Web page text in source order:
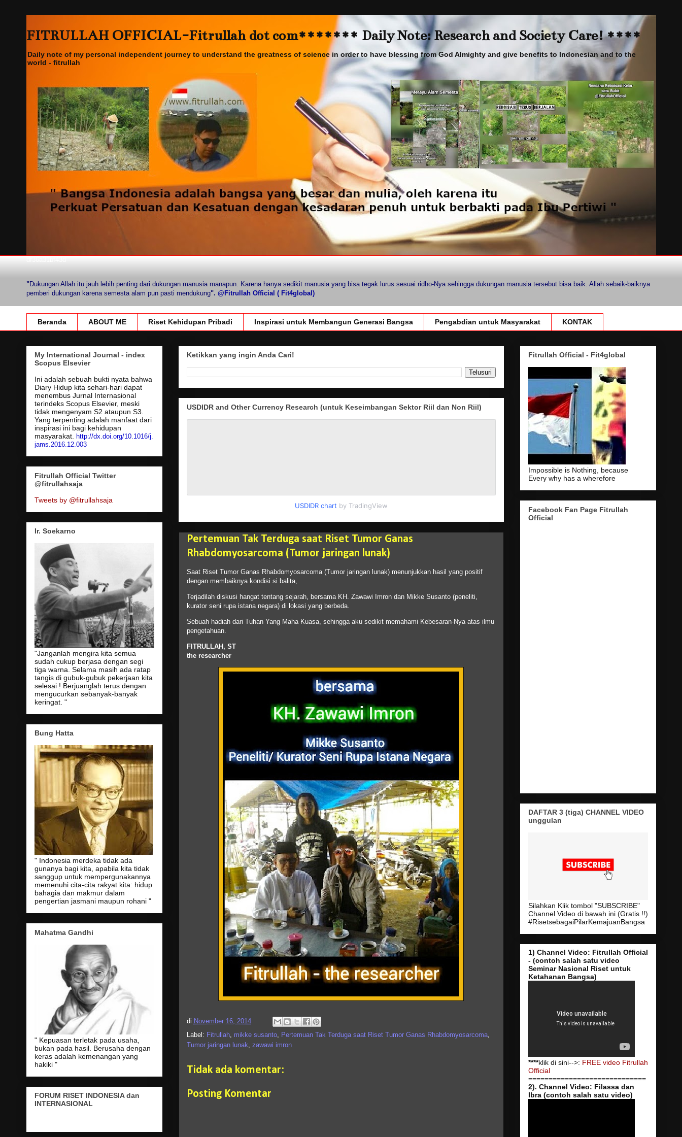
FITRULLAH OFFICIAL-Fitrullah dot com******* Daily Note: Research and Society Care! ****
Daily note of my personal independent journey to understand the greatness of science in order to have blessing from God Almighty and give benefits to Indonesian and to the
world - fitrullah
"Dukungan Allah itu jauh lebih penting dari dukungan manusia manapun. Karena hanya sedikit manusia yang bisa tegak lurus sesuai ridho-Nya sehingga dukungan manusia tersebut bisa baik. Allah sebaik-baiknya
pemberi dukungan karena semesta alam pun pasti mendukung". @Fitrullah Official ( Fit4global)
Beranda ABOUT ME Riset Kehidupan Pribadi Inspirasi untuk Membangun Generasi Bangsa Pengabdian untuk Masyarakat KONTAK
Ketikkan yang ingin Anda Cari!
USDIDR and Other Currency Research (untuk Keseimbangan Sektor Riil dan Non Riil)
USDIDR chart by TradingView
Pertemuan Tak Terduga saat Riset Tumor Ganas
Rhabdomyosarcoma (Tumor jaringan lunak)
Saat Riset Tumor Ganas Rhabdomyosarcoma (Tumor jaringan lunak) menunjukkan hasil yang positif
dengan membaiknya kondisi si balita,
Terjadilah diskusi hangat tentang sejarah, bersama KH. Zawawi Imron dan Mikke Susanto (peneliti,
kurator seni rupa istana negara) di lokasi yang berbeda.
Sebuah hadiah dari Tuhan Yang Maha Kuasa, sehingga aku sedikit memahami Kebesaran-Nya atas ilmu
pengetahuan.
FITRULLAH, ST
the researcher
di November 16, 2014
Label: Fitrullah, mikke susanto, Pertemuan Tak Terduga saat Riset Tumor Ganas Rhabdomyosarcoma,
Tumor jaringan lunak zawawi imron
Tidak ada komentar:
Posting Komentar
My International Journal - index
Scopus Elsevier
Ini adalah sebuah bukti nyata bahwa
Diary Hidup kita sehari-hari dapat
menembus Jurnal Internasional
terindeks Scopus Elsevier, meski
tidak mengenyam S2 ataupun S3.
Yang terpenting adalah manfaat dari
inspirasi ini bagi kehidupan
masyarakat.
http://dx.doi.org/10.1016/j.
jams.2016.12.003
Fitrullah Official Twitter
@fitrullahsaja
Tweets by @fitrullahsaja
Ir. Soekarno
"Janganlah mengira kita semua
sudah cukup berjasa dengan segi
tiga warna. Selama masih ada ratap
tangis di gubuk-gubuk pekerjaan kita
selesai ! Berjuanglah terus dengan
mengucurkan sebanyak-banyak
keringat. "
Bung Hatta
" Indonesia merdeka tidak ada
gunanya bagi kita, apabila kita tidak
sanggup untuk mempergunakannya
memenuhi cita-cita rakyat kita: hidup
bahagia dan makmur dalam
pengertian jasmani maupun rohani "
Mahatma Gandhi
" Kepuasan terletak pada usaha,
bukan pada hasil. Berusaha dengan
keras adalah kemenangan yang
hakiki "
FORUM RISET INDONESIA dan
INTERNASIONAL
Fitrullah Official - Fit4global
Impossible is Nothing, because
Every why has a wherefore
Facebook Fan Page Fitrullah
Official
DAFTAR 3 (tiga) CHANNEL VIDEO
unggulan
Silahkan Klik tombol "SUBSCRIBE"
Channel Video di bawah ini (Gratis !!)
#RisetsebagaiPilarKemajuanBangsa
1) Channel Video: Fitrullah Official
- (contoh salah satu video
Seminar Nasional Riset untuk
Ketahanan Bangsa)
****klik di sini-->: FREE video Fitrullah
Official
=============================
2). Channel Video: Filassa dan
Ibra (contoh salah satu video)